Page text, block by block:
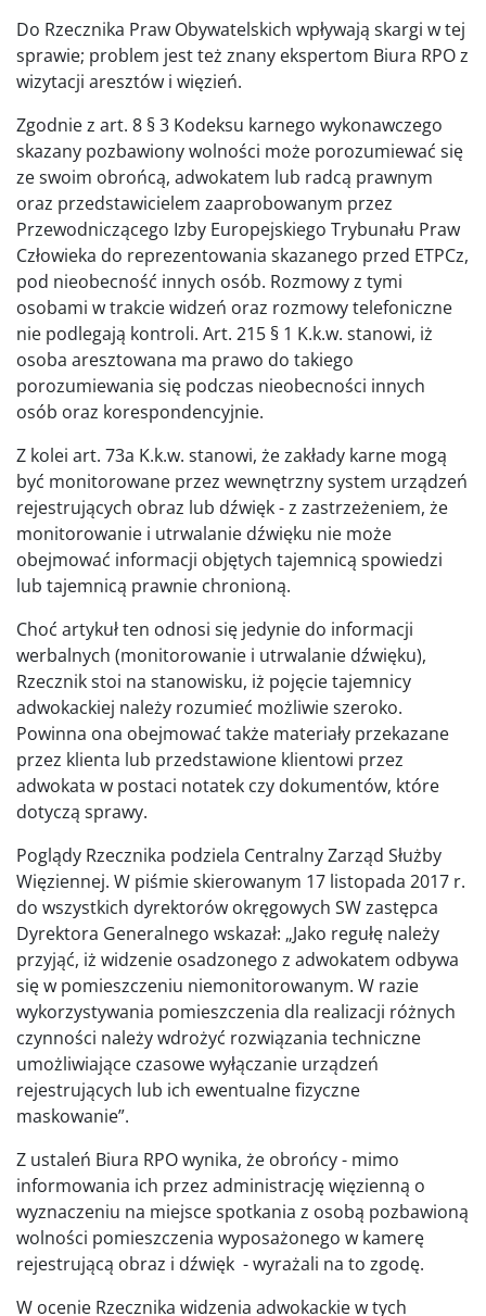
Do Rzecznika Praw Obywatelskich wpływają skargi w tej
sprawie; problem jest też znany ekspertom Biura RPO z
wizytacji aresztów i więzień.
Zgodnie z art. 8 § 3 Kodeksu karnego wykonawczego
skazany pozbawiony wolności może porozumiewać się
ze swoim obrońcą, adwokatem lub radcą prawnym
oraz przedstawicielem zaaprobowanym przez
Przewodniczącego Izby Europejskiego Trybunału Praw
Człowieka do reprezentowania skazanego przed ETPCz,
pod nieobecność innych osób. Rozmowy z tymi
osobami w trakcie widzeń oraz rozmowy telefoniczne
nie podlegają kontroli. Art. 215 § 1 K.k.w. stanowi, iż
osoba aresztowana ma prawo do takiego
porozumiewania się podczas nieobecności innych
osób oraz korespondencyjnie.
Z kolei art. 73a K.k.w. stanowi, że zakłady karne mogą
być monitorowane przez wewnętrzny system urządzeń
rejestrujących obraz lub dźwięk - z zastrzeżeniem, że
monitorowanie i utrwalanie dźwięku nie może
obejmować informacji objętych tajemnicą spowiedzi
lub tajemnicą prawnie chronioną.
Choć artykuł ten odnosi się jedynie do informacji
werbalnych (monitorowanie i utrwalanie dźwięku),
Rzecznik stoi na stanowisku, iż pojęcie tajemnicy
adwokackiej należy rozumieć możliwie szeroko.
Powinna ona obejmować także materiały przekazane
przez klienta lub przedstawione klientowi przez
adwokata w postaci notatek czy dokumentów, które
dotyczą sprawy.
Poglądy Rzecznika podziela Centralny Zarząd Służby
Więziennej. W piśmie skierowanym 17 listopada 2017 r.
do wszystkich dyrektorów okręgowych SW zastępca
Dyrektora Generalnego wskazał: „Jako regułę należy
przyjąć, iż widzenie osadzonego z adwokatem odbywa
się w pomieszczeniu niemonitorowanym. W razie
wykorzystywania pomieszczenia dla realizacji różnych
czynności należy wdrożyć rozwiązania techniczne
umożliwiające czasowe wyłączanie urządzeń
rejestrujących lub ich ewentualne fizyczne
maskowanie”.
Z ustaleń Biura RPO wynika, że obrońcy - mimo
informowania ich przez administrację więzienną o
wyznaczeniu na miejsce spotkania z osobą pozbawioną
wolności pomieszczenia wyposażonego w kamerę
rejestrującą obraz i dźwięk - wyrażali na to zgodę.
W ocenie Rzecznika widzenia adwokackie w tych